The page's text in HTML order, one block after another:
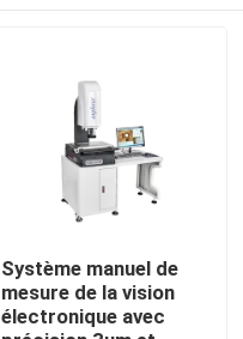
Système manuel de
mesure de la vision
électronique avec